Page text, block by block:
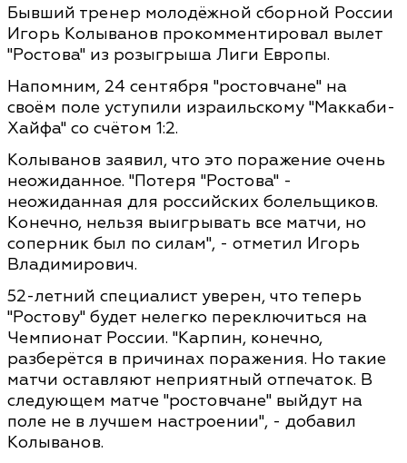
Бывший тренер молодёжной сборной России
Игорь Колыванов прокомментировал вылет
"Ростова" из розыгрыша Лиги Европы.
Напомним, 24 сентября "ростовчане" на
своём поле уступили израильскому "Маккаби-
Хайфа" со счётом 1:2.
Колыванов заявил, что это поражение очень
неожиданное. "Потеря "Ростова" -
неожиданная для российских болельщиков.
Конечно, нельзя выигрывать все матчи, но
соперник был по силам", - отметил Игорь
Владимирович.
52-летний специалист уверен, что теперь
"Ростову" будет нелегко переключиться на
Чемпионат России. "Карпин, конечно,
разберётся в причинах поражения. Но такие
матчи оставляют неприятный отпечаток. В
следующем матче "ростовчане" выйдут на
поле не в лучшем настроении", - добавил
Колыванов.